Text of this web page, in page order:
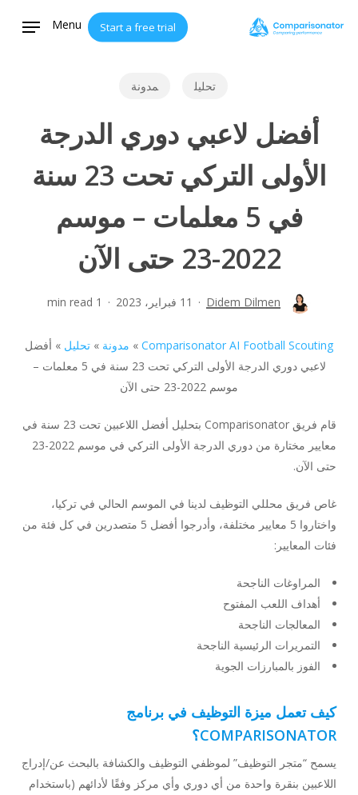
Start a free trial
Menu
تحليل مدونة
أفضل لاعبي دوري الدرجة
الأولى التركي تحت 23 سنة
في 5 معلمات – موسم
2022-23 حتى الآن
Didem Dilmen 11 فبراير، 2023 1 min read
Comparisonator AI Football Scouting
» مدونة » تحليل » أفضل
لاعبي دوري الدرجة الأولى التركي تحت 23 سنة في 5 معلمات –
موسم 2022-23 حتى الآن
قام فريق Comparisonator بتحليل أفضل اللاعبين تحت 23 سنة في
معايير مختارة من دوري الدرجة الأولى التركي في موسم 2022-23
حتى الآن.
غاص فريق محللي التوظيف لدينا في الموسم الحالي في تركيا،
واختاروا 5 معايير مختلفة، وأدرجوا أفضل 5 متصدرين في كل فئة من
فئات المعايير:
المراوغات الناجحة
أهداف اللعب المفتوح
المعالجات الناجحة
التمريرات الرئيسية الناجحة
الفوز بالمبارزات الجوية
كيف تعمل ميزة التوظيف في برنامج
COMPARISONATOR؟
يسمح “متجر التوظيف” لموظفي التوظيف والكشافة بالبحث عن/إدراج
اللاعبين بنقرة واحدة من أي دوري وأي مركز وفقًا لأدائهم (باستخدام